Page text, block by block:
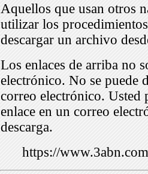
Aquellos que usan otros
utilizar los
descargar un archivo
Los enlaces de arriba no
electrónico. No se puede
correo electrónico. Usted
enlace en un correo
descarga.
https://